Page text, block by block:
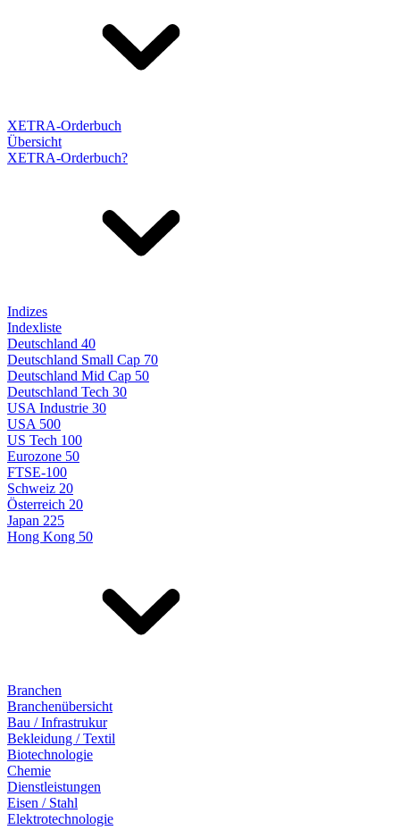
XETRA-Orderbuch
Übersicht
XETRA-Orderbuch?
Indizes
Indexliste
Deutschland 40
Deutschland Small Cap 70
Deutschland Mid Cap 50
Deutschland Tech 30
USA Industrie 30
USA 500
US Tech 100
Eurozone 50
FTSE-100
Schweiz 20
Österreich 20
Japan 225
Hong Kong 50
Branchen
Branchenübersicht
Bau / Infrastrukur
Bekleidung / Textil
Biotechnologie
Chemie
Dienstleistungen
Eisen / Stahl
Elektrotechnologie